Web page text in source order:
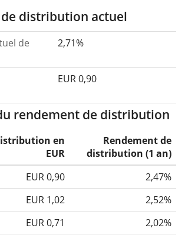
distribution actuel
de
2,71%
EUR 0,90
rendement de distribution
en
EUR
Rendement de
distribution (1 an)
EUR 0,90
2,47%
EUR 1,02
2,52%
EUR 0,71
2,02%